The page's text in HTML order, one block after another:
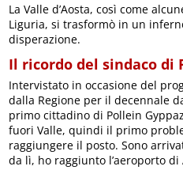
La Valle d’Aosta, così come
Liguria, si trasformò in un
disperazione.
Il ricordo del sindaco di
Intervistato in occasione del
dalla Regione per il decennale
primo cittadino di Pollein
fuori Valle, quindi il primo
raggiungere il posto. Sono
da lì, ho raggiunto l’aeroporto